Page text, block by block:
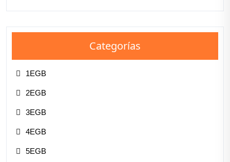
Categorías
1EGB
2EGB
3EGB
4EGB
5EGB